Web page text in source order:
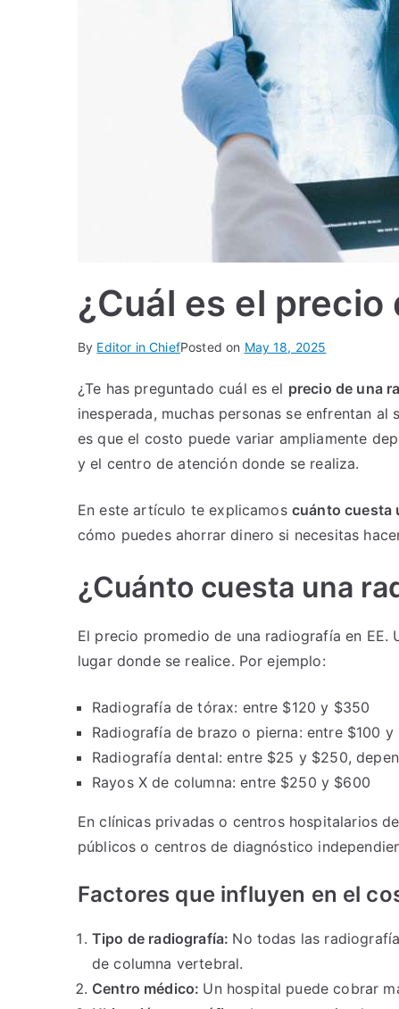
¿Cuál es el
By Editor in ChiefPosted on May 18, 2025
¿Te has preguntado cuál es el precio de una
inesperada, muchas personas se enfrentan
es que el costo puede variar ampliamente
y el centro de atención donde se realiza.
En este artículo te explicamos cuánto cuesta
cómo puedes ahorrar dinero si necesitas
¿Cuánto cuesta una
El precio promedio de una radiografía en
lugar donde se realice. Por ejemplo:
Radiografía de tórax: entre $120 y $350
Radiografía de brazo o pierna: entre $100 y
Radiografía dental: entre $25 y $250,
Rayos X de columna: entre $250 y $600
En clínicas privadas o centros hospitalarios
públicos o centros de diagnóstico
Factores que influyen en el
Tipo de radiografía: No todas las
de columna vertebral.
Centro médico: Un hospital puede cobrar